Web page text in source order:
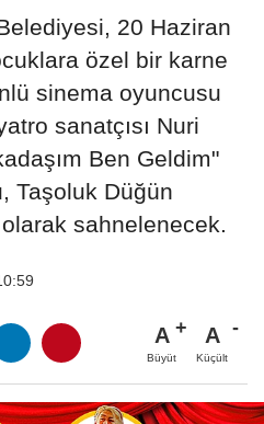
20 Haziran
özel bir karne
sinema oyuncusu
sanatçısı Nuri
Ben Geldim"
Taşoluk Düğün
sahnelenecek.
A
Büyüt
A
Küçült